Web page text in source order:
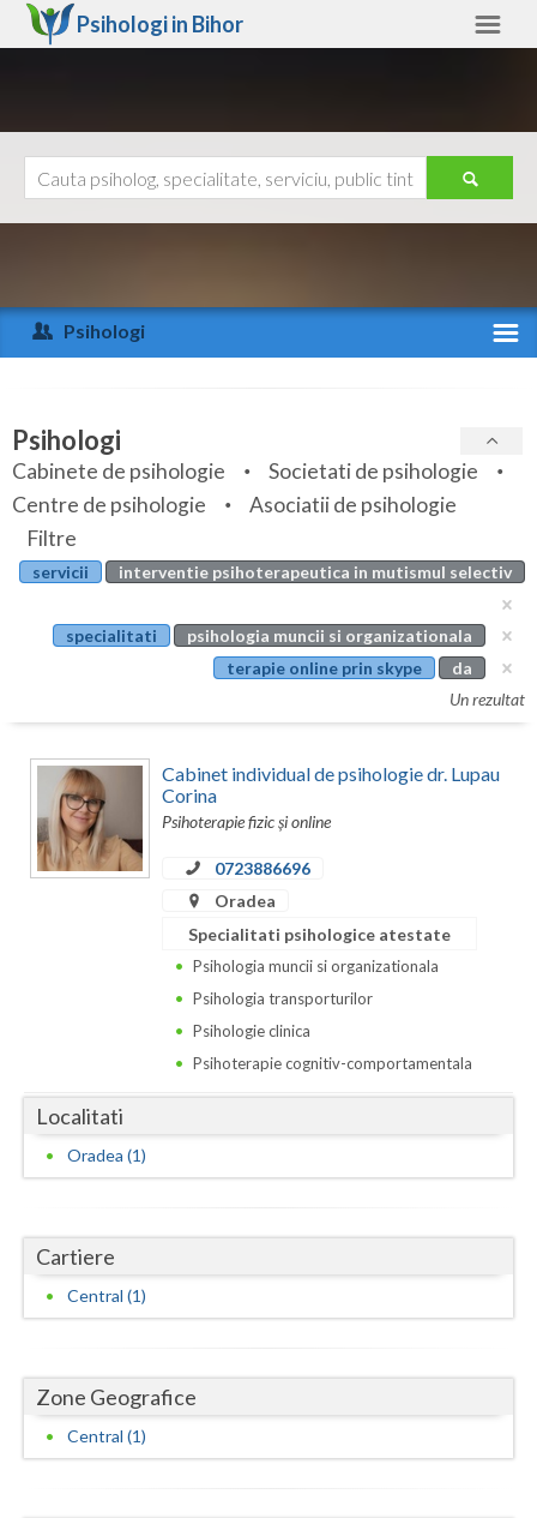
Psihologi in Bihor
Arad
Arges
Bihor
Bistrita-Nasaud
Botosani
Brasov
Calarasi
Caras-Severin
Galati
Giurgiu
Harghita
Hunedoara
Iasi
Ilfov
Ajutor
Psihologi
Specialitati
Servicii
Articole
Evenimente
Cabinet
Psihologi
Cabinete de psihologie
Societati de psihologie
Centre de psihologie
Asociatii de psihologie
Filtre
servicii interventie psihoterapeutica in mutismul selectiv
specialitati
psihologia muncii si organizationala
terapie online prin skype
da
Un rezultat
Cabinet individual de psihologie dr. Lupau
Corina
Psihoterapie fizic și online
0723886696
Oradea
Specialitati psihologice atestate
Psihologia muncii si organizationala
Psihologia transporturilor
Psihologie clinica
Psihoterapie cognitiv-comportamentala
Localitati
Oradea (1)
Cartiere
Central (1)
Zone Geografice
Central (1)